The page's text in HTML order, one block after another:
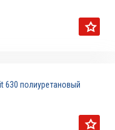
630 полиуретановый